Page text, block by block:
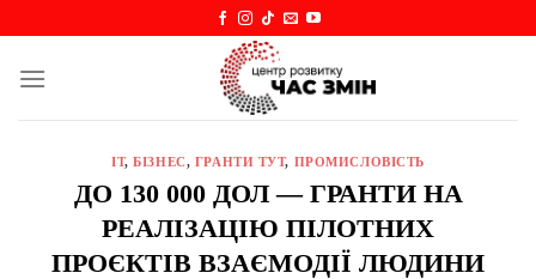
content
IT,БІЗНЕС, ГРАНТИ ТУТ, ПРОМИСЛОВІСТЬ
ДО 130 000 ДОЛ — ГРАНТИ НА
РЕАЛІЗАЦІЮ ПІЛОТНИХ
ПРОЄКТІВ ВЗАЄМОДІЇ ЛЮДИНИ